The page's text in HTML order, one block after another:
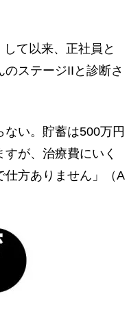
て以来、正社員と
ステージIIと診断さ
ない。貯蓄は500万円
が、治療費にいく
仕方ありません」（A